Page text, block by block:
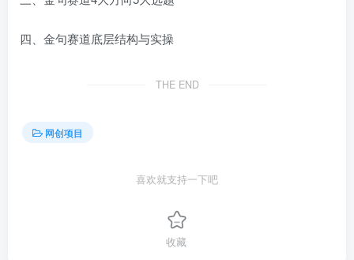
四、金句赛道底层结构与实操
THE END
网创项目
喜欢就支持一下吧
收藏